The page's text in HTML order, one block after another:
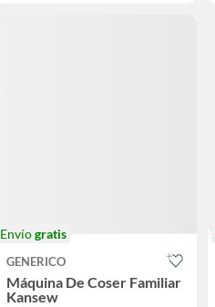
Envíogratis
GENERICO
Máquina De Coser Familiar
Kansew